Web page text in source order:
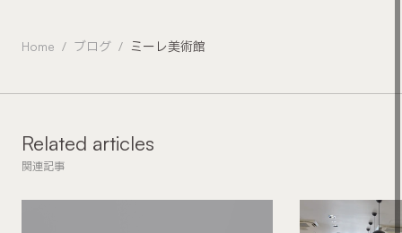
Home ブログ ミーレ美術館
関連記事
Related articles